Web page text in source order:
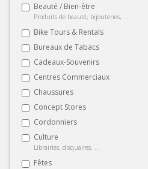
Beauté / Bien-être
Produits de beauté, bijouteries, ...
Bike Tours & Rentals
Bureaux de Tabacs
Cadeaux-Souvenirs
Centres Commerciaux
Chaussures
Concept Stores
Cordonniers
Culture
Librairies, disquaires, ...
Fêtes